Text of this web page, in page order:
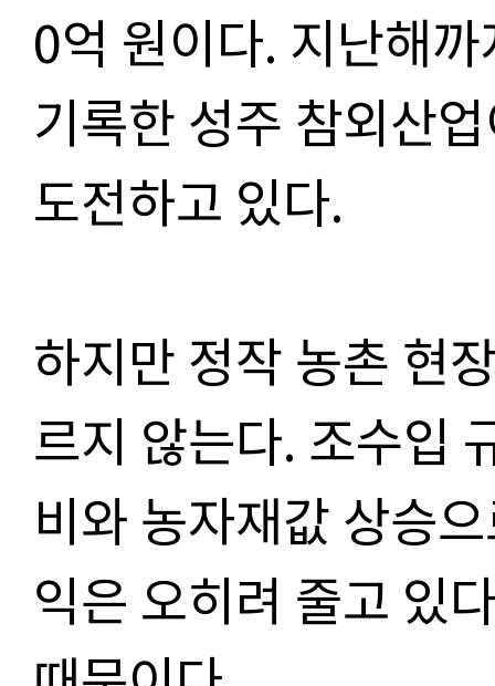
0억 원이다. 지난해
기록한 성주 참외산
도전하고 있다.
하지만 정작 농촌 현
르지 않는다. 조수입
비와 농자재값 상승
익은 오히려 줄고 있